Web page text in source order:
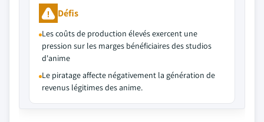
Défis
Les coûts de production élevés exercent une
pression sur les marges bénéficiaires des studios
d'anime
Le piratage affecte négativement la génération de
revenus légitimes des anime.